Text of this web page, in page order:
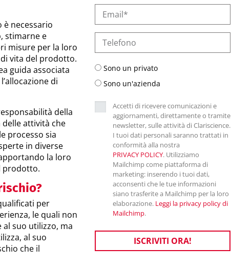
necessario
stimarne e
misure per la loro
vita del prodotto.
guida associata
di
della
attività che
processo sia
in diverse
la loro
prodotto.
per
le quali non
suo utilizzo, ma
al suo
che il
Sono un privato
Sono un'azienda
Accetti di ricevere comunicazioni e
aggiornamenti, direttamente o tramite
newsletter, sulle attività di Clariscience.
I tuoi dati personali saranno trattati in
conformità alla nostra
PRIVACY POLICY. Utilizziamo
Mailchimp come piattaforma di
marketing: inserendo i tuoi dati,
acconsenti che le tue informazioni
siano trasferite a Mailchimp per la loro
elaborazione. Leggi la privacy policy di
Mailchimp.
ISCRIVITI ORA!